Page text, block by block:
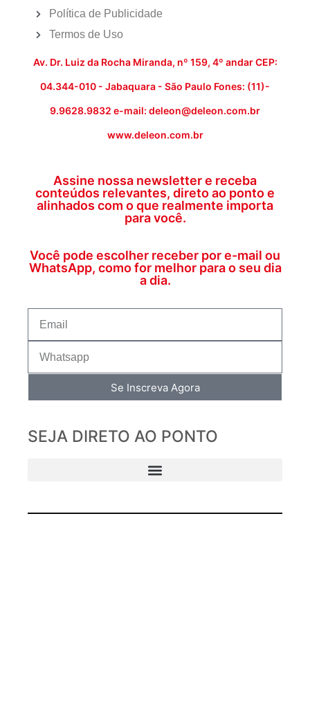
Política de Publicidade
Termos de Uso
Av. Dr. Luiz da Rocha Miranda, nº 159, 4º andar CEP:
04.344-010 - Jabaquara - São Paulo Fones: (11)-
9.9628.9832 e-mail: deleon@deleon.com.br
www.deleon.com.br
Assine nossa newsletter e receba
conteúdos relevantes, direto ao ponto e
alinhados com o que realmente importa
para você.
Você pode escolher receber por e-mail ou
WhatsApp, como for melhor para o seu dia
a dia.
Se Inscreva Agora
SEJA DIRETO AO PONTO